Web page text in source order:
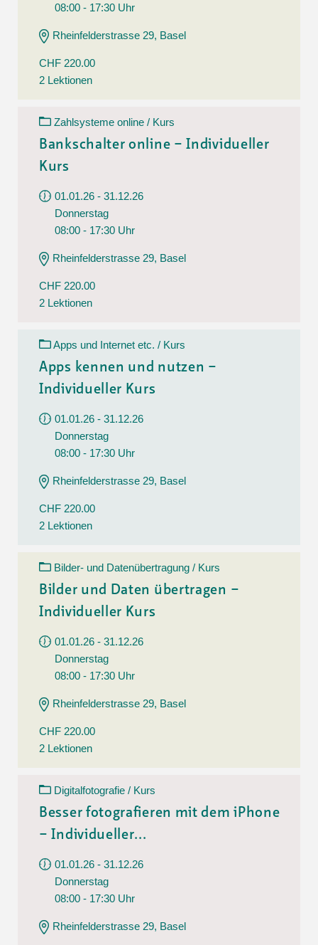
08:00 - 17:30 Uhr
Rheinfelderstrasse 29, Basel
CHF 220.00
2 Lektionen
Zahlsysteme online / Kurs
Bankschalter online – Individueller
Kurs
01.01.26 - 31.12.26
Donnerstag
08:00 - 17:30 Uhr
Rheinfelderstrasse 29, Basel
CHF 220.00
2 Lektionen
Apps und Internet etc. / Kurs
Apps kennen und nutzen –
Individueller Kurs
01.01.26 - 31.12.26
Donnerstag
08:00 - 17:30 Uhr
Rheinfelderstrasse 29, Basel
CHF 220.00
2 Lektionen
Bilder- und Datenübertragung / Kurs
Bilder und Daten übertragen –
Individueller Kurs
01.01.26 - 31.12.26
Donnerstag
08:00 - 17:30 Uhr
Rheinfelderstrasse 29, Basel
CHF 220.00
2 Lektionen
Digitalfotografie / Kurs
Besser fotografieren mit dem iPhone
– Individueller...
01.01.26 - 31.12.26
Donnerstag
08:00 - 17:30 Uhr
Rheinfelderstrasse 29, Basel